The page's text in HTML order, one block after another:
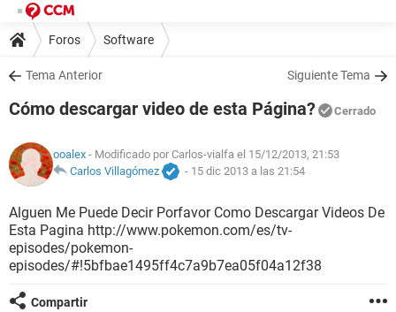
Foros Software
Tema Anterior Siguiente Tema
Cómo descargar video de esta Página? Cerrado
ooalex - Modificado por Carlos-vialfa el 15/12/2013, 21:53
Carlos Villagómez
- 15 dic 2013 a las 21:54
Alguen Me Puede Decir Porfavor Como Descargar Videos De
Esta Pagina http://www.pokemon.com/es/tv-
episodes/pokemon-
episodes/#!5bfbae1495ff4c7a9b7ea05f04a12f38
Compartir